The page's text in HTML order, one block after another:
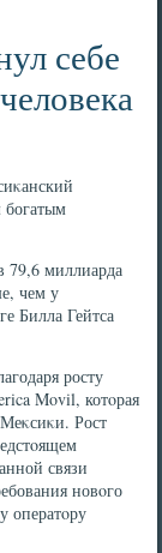
себе
богатым
79,6 миллиарда
чем у
Билла Гейтса
росту
Movil, котοрая
Рост
связи
новοго
оператοру